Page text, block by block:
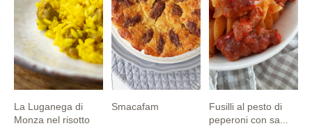
La Luganega di
Monza nel risotto
Smacafam
Fusilli al pesto di
peperoni con sa...